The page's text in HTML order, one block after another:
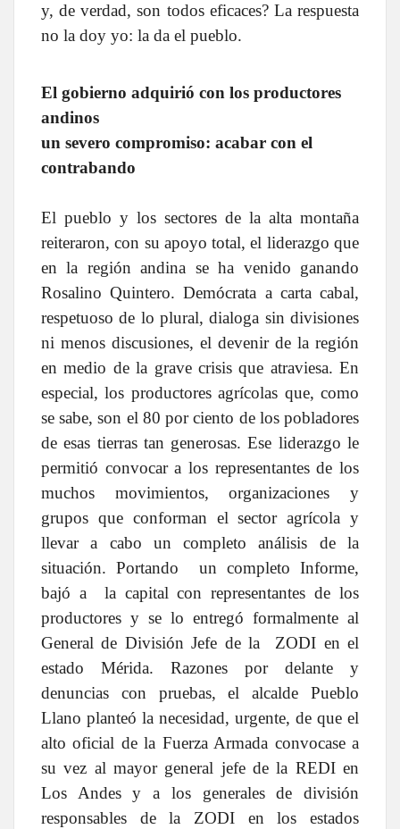
y, de verdad, son todos eficaces? La respuesta
no la doy yo: la da el pueblo.
El gobierno adquirió con los productores
andinos
un severo compromiso: acabar con el
contrabando
El pueblo y los sectores de la alta montaña
reiteraron, con su apoyo total, el liderazgo que
en la región andina se ha venido ganando
Rosalino Quintero. Demócrata a carta cabal,
respetuoso de lo plural, dialoga sin divisiones
ni menos discusiones, el devenir de la región
en medio de la grave crisis que atraviesa. En
especial, los productores agrícolas que, como
se sabe, son el 80 por ciento de los pobladores
de esas tierras tan generosas. Ese liderazgo le
permitió convocar a los representantes de los
muchos movimientos, organizaciones y
grupos que conforman el sector agrícola y
llevar a cabo un completo análisis de la
situación. Portando un completo Informe,
bajó a la capital con representantes de los
productores y se lo entregó formalmente al
General de División Jefe de la ZODI en el
estado Mérida. Razones por delante y
denuncias con pruebas, el alcalde Pueblo
Llano planteó la necesidad, urgente, de que el
alto oficial de la Fuerza Armada convocase a
su vez al mayor general jefe de la REDI en
Los Andes y a los generales de división
responsables de la ZODI en los estados